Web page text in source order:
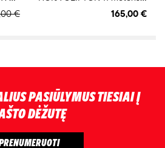
€ 165,00 €
PASIŪLYMUS TIESIAI Į
DĖŽUTĘ